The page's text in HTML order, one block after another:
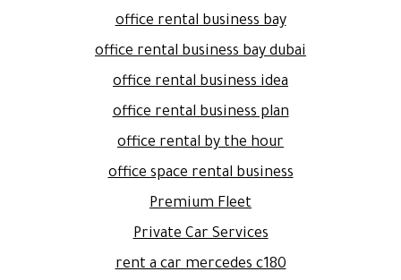
office rental business bay
office rental business bay dubai
office rental business idea
office rental business plan
office rental by the hour
office space rental business
Premium Fleet
Private Car Services
rent a car mercedes c180